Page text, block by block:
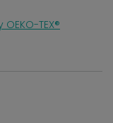
TEX®